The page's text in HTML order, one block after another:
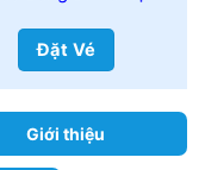
Đặt Vé
Giới thiệu